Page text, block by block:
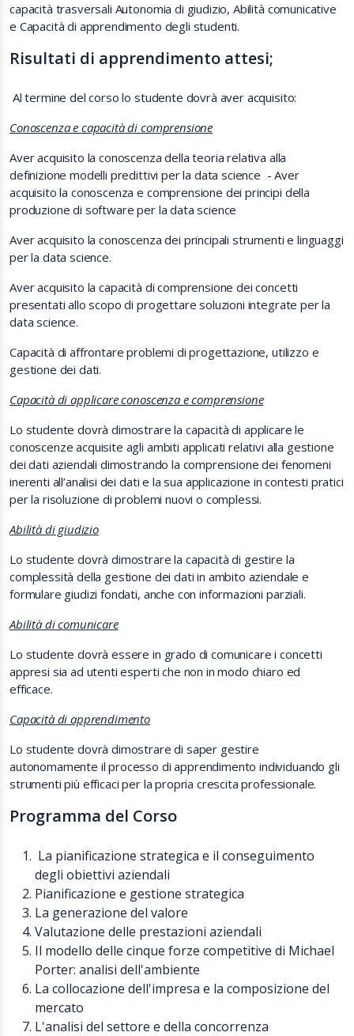
capacità trasversali Autonomia di giudizio, Abilità comunicative
e Capacità di apprendimento degli studenti.
Risultati di apprendimento attesi;
Al termine del corso lo studente dovrà aver acquisito:
Conoscenza e capacità di comprensione
Aver acquisito la conoscenza della teoria relativa alla
definizione modelli predittivi per la data science - Aver
acquisito la conoscenza e comprensione dei principi della
produzione di software per la data science
Aver acquisito la conoscenza dei principali strumenti e linguaggi
per la data science.
Aver acquisito la capacità di comprensione dei concetti
presentati allo scopo di progettare soluzioni integrate per la
data science.
Capacità di affrontare problemi di progettazione, utilizzo e
gestione dei dati.
Capacità di applicare conoscenza e comprensione
Lo studente dovrà dimostrare la capacità di applicare le
conoscenze acquisite agli ambiti applicati relativi alla gestione
dei dati aziendali dimostrando la comprensione dei fenomeni
inerenti all’analisi dei dati e la sua applicazione in contesti pratici
per la risoluzione di problemi nuovi o complessi.
Abilità di giudizio
Lo studente dovrà dimostrare la capacità di gestire la
complessità della gestione dei dati in ambito aziendale e
formulare giudizi fondati, anche con informazioni parziali.
Abilità di comunicare
Lo studente dovrà essere in grado di comunicare i concetti
appresi sia ad utenti esperti che non in modo chiaro ed
efficace.
Capacità di apprendimento
Lo studente dovrà dimostrare di saper gestire
autonomamente il processo di apprendimento individuando gli
strumenti più efficaci per la propria crescita professionale.
Programma del Corso
La pianificazione strategica e il conseguimento
degli obiettivi aziendali
Pianificazione e gestione strategica
La generazione del valore
Valutazione delle prestazioni aziendali
Il modello delle cinque forze competitive di Michael
Porter: analisi dell'ambiente
La collocazione dell'impresa e la composizione del
mercato
L'analisi del settore e della concorrenza